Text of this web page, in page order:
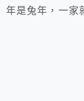
年是兔年，一家
時不到半個小